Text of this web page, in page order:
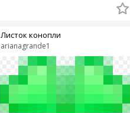
arianagrande1
Листок конопли